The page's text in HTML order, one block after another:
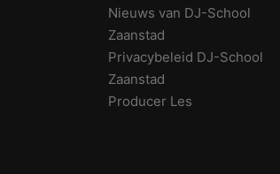
Nieuws van DJ-School
Zaanstad
Privacybeleid DJ-School
Zaanstad
Producer Les